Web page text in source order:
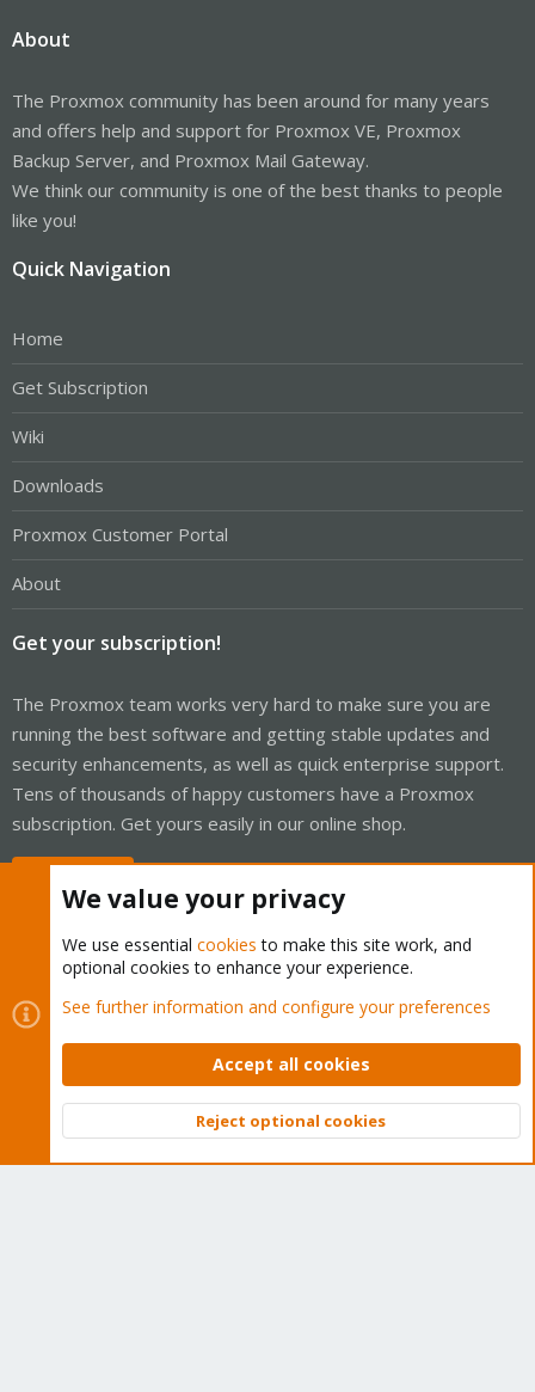
About
The Proxmox community has been around for many years
and offers help and support for Proxmox VE, Proxmox
Backup Server, and Proxmox Mail Gateway.
We think our community is one of the best thanks to people
like you!
Quick Navigation
Home
Get Subscription
Wiki
Downloads
Proxmox Customer Portal
About
Get your subscription!
The Proxmox team works very hard to make sure you are
running the best software and getting stable updates and
security enhancements, as well as quick enterprise support.
Tens of thousands of happy customers have a Proxmox
subscription. Get yours easily in our online shop.
Cookies
Proxmox Support Forum - Light Mode
Contact us
Terms and rules Privacy policy Help Home
Community platform by XenForo © 2010-2026 XenForo Ltd.
Top
We value your privacy
We use essential cookies to make this site work, and
optional cookies to enhance your experience.
See further information and configure your preferences
Accept all cookies
Reject optional cookies